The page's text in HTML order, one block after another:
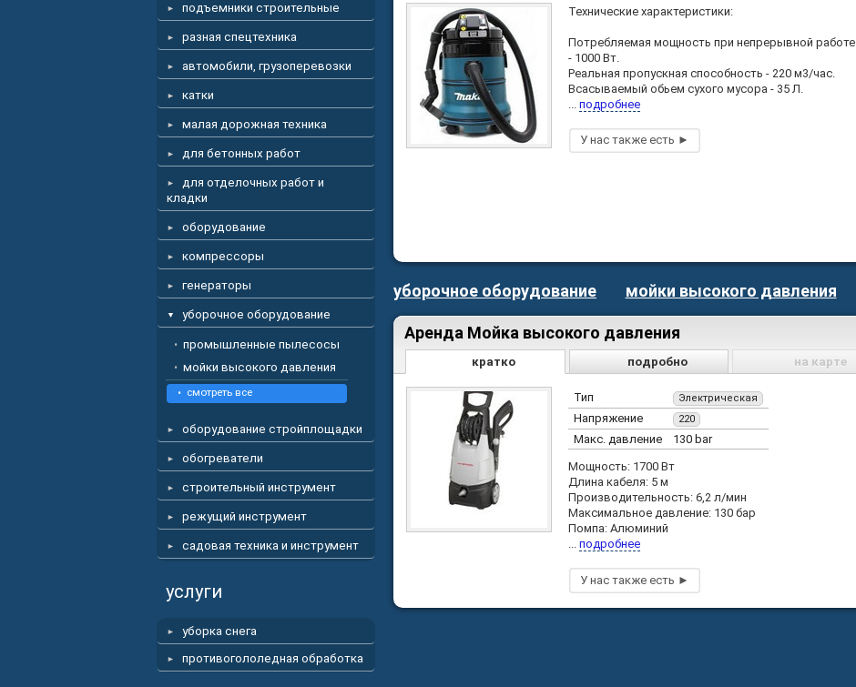
подъемники строительные
разная спецтехника
автомобили, грузоперевозки
катки
малая дорожная техника
для бетонных работ
для отделочных работ и
кладки
оборудование
компрессоры
генераторы
уборочное оборудование
промышленные пылесосы
мойки высокого давления
смотреть все
оборудование стройплощадки
обогреватели
строительный инструмент
режущий инструмент
садовая техника и инструмент
услуги
уборка снега
противогололедная обработка
Технические характеристики:
Потребляемая мощность при непрерывной работе
- 1000 Вт.
Реальная пропускная способность - 220 м3/час.
Всасываемый обьем сухого мусора - 35 Л.
подробнее
уборочное оборудование мойки высокого давления
Аренда Мойка высокого давления
кратко подробно на карте
Тип Электрическая
Напряжение 220
Макс. давление
130 bar
Мощность: 1700 Вт
Длина кабеля: 5 м
Производительность: 6,2 л/мин
Максимальное давление: 130 бар
Помпа: Алюминий
... подробнее